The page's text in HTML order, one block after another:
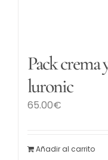
Pack crema
luronic
65.00€
Añadir al carrito